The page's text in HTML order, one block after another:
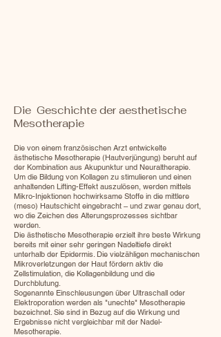
Die Geschichte der aesthetische
Mesotherapie
Die von einem französischen Arzt entwickelte
ästhetische Mesotherapie (Hautverjüngung) beruht auf
der Kombination aus Akupunktur und Neuraltherapie.
Um die Bildung von Kollagen zu stimulieren und einen
anhaltenden Lifting-Effekt auszulösen, werden mittels
Mikro-Injektionen hochwirksame Stoffe in die mittlere
(meso) Hautschicht eingebracht – und zwar genau dort,
wo die Zeichen des Alterungsprozesses sichtbar
werden.
Die ästhetische Mesotherapie erzielt ihre beste Wirkung
bereits mit einer sehr geringen Nadeltiefe direkt
unterhalb der Epidermis. Die vielzähligen mechanischen
Mikroverletzungen der Haut fördern aktiv die
Zellstimulation, die Kollagenbildung und die
Durchblutung.
Sogenannte Einschleusungen über Ultraschall oder
Elektroporation werden als "unechte" Mesotherapie
bezeichnet. Sie sind in Bezug auf die Wirkung und
Ergebnisse nicht vergleichbar mit der Nadel-
Mesotherapie.